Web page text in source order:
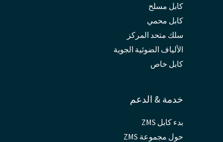
كابل مسلح
كابل محمي
سلك متحد المركز
الألياف الضوئية الجوية
كابل خاص
خدمة & الدعم
بدء كابل ZMS
حول مجموعة ZMS